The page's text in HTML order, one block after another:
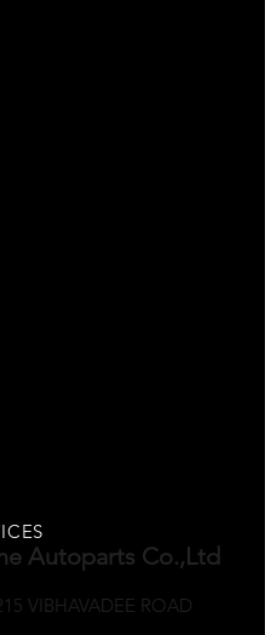
Autoparts Co.,Ltd
VIBHAVADEE ROAD